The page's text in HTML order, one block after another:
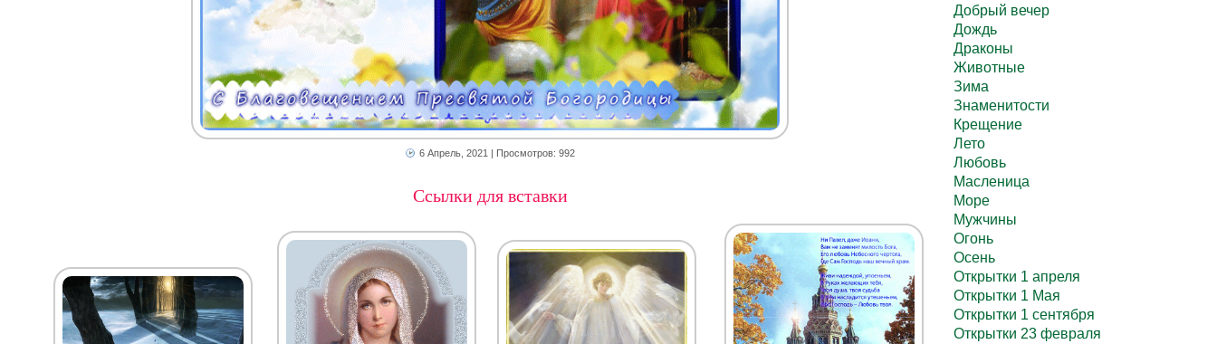
6 Апрель, 2021 | Просмотров: 992
Ссылки для вставки
Добрый вечер
Дождь
Драконы
Животные
Зима
Знаменитости
Крещение
Лето
Любовь
Масленица
Море
Мужчины
Огонь
Осень
Открытки 1 апреля
Открытки 1 Мая
Открытки 1 сентября
Открытки 23 февраля